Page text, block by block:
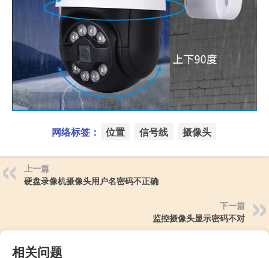
网络标签： 位置 信号线 摄像头
上一篇
硬盘录像机摄像头用户名密码不正确
下一篇
监控摄像头显示密码不对
相关问题